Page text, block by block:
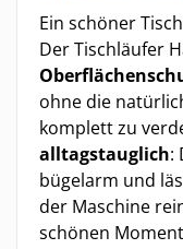
Ein schöner
Der Tischläufer
ohne die
komplett zu
alltagstauglich:
bügelarm und
der Maschine
schönen